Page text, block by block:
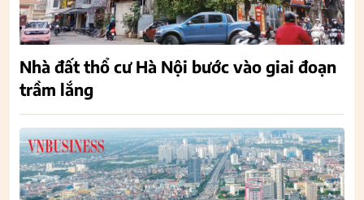
Nhà đất thổ cư Hà Nội bước vào giai đoạn
trầm lắng